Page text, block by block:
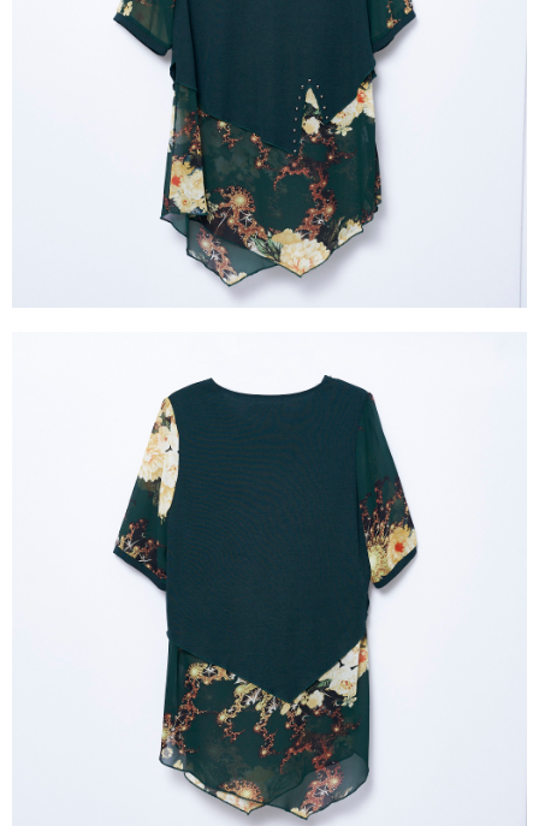
1.本服務係由「台灣大哥大股份有限公司」（以下簡稱本公司）所提供，讓
用戶於交易時，得透過本服務購買商品或服務，並由商店將買賣／分期付款
買賣價金債權讓與本公司後，依約使用本公司帳單繳交帳款。
2.基於同意付款使用「大哥付你分期」之契約關係目的，商店將以您的個人
資料（包含姓名、電話或地址）提供予台灣大哥大進項蒐集、處理及利用，
由本公司與您本人進行分期帳單所需資料之確認、核對及更正。
3.完整用戶服務條款，請詳閱以下連結：
https://oppay.tw/userRule
※ 請注意：結帳手續完成當下不需立刻繳費，但若您需要取消訂單，請聯絡
購買商品的店家。未經商家同意取消之訂單仍視為有效，需透過AFTEE先享
後付繳納相關費用。
※ 交易是否成功請以「AFTEE先享後付 」之結帳頁面顯示為準，若有關於
是否繳費成功／繳費後需取消欲退款等相關疑問，請聯繫「AFTEE先享後付
https://netprotections.freshdesk.com/support/home
１．透過由恩沛科技股份有限公司提供之「AFTEE先享後付」服務完成之交
易，需依本服務之必要範圍內提供個人資料，並將交易相關給付款項請求債
權轉讓予恩沛科技股份有限公司。
２．關於個人資料處理事宜，請瀏覽以下網址：
https://aftee.tw/terms/#terms3
３．未成年的使用者請事先徵得法定代理人或監護人之同意方可使用
時審查核予不同之上限額度；若仍有額度不足之情形，本公司將視審查結果
請求用戶進行身份認證。
５．嚴禁一人註冊多個帳號或使用他人資訊註冊。若發現惡意使用之情形，
恩沛科技股份有限公司將有權停止該用戶之使用額度並採取法律行動。
每筆NT$120，滿NT$2,000(含以上)免運費